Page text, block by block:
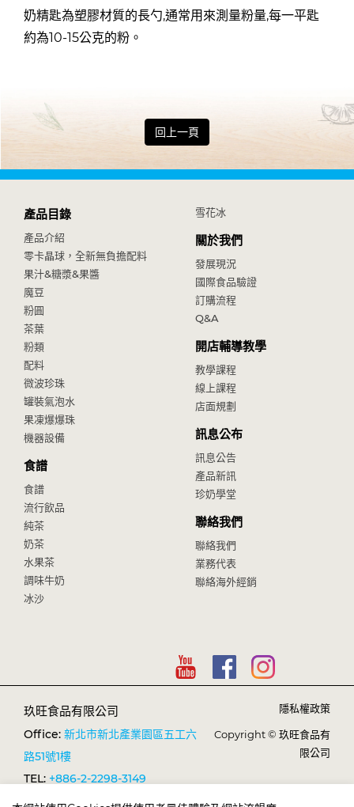
奶精匙為塑膠材質的長勺,通常用來測量粉量,每一平匙
約為10-15公克的粉。
回上一頁
產品目錄
產品介紹
零卡晶球，全新無負擔配料
果汁&糖漿&果醬
魔豆
粉圓
茶葉
粉類
配料
微波珍珠
罐裝氣泡水
果凍爆爆珠
機器設備
食譜
食譜
流行飲品
純茶
奶茶
水果茶
調味牛奶
冰沙
雪花冰
關於我們
發展現況
國際食品驗證
訂購流程
Q&A
開店輔導教學
教學課程
線上課程
店面規劃
訊息公布
訊息公告
產品新訊
珍奶學堂
聯絡我們
聯絡我們
業務代表
聯絡海外經銷
玖旺食品有限公司
Office: 新北市新北產業園區五工六
路51號1樓
TEL: +886-2-2298-3149
FAX:+886-2-2298-1638
隱私權政策
Copyright © 玖旺食品有
限公司